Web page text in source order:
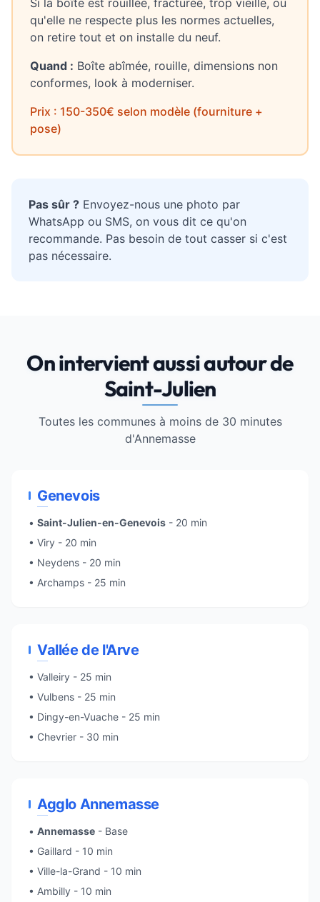
Si la boîte est rouillée, fracturée, trop vieille, ou
qu'elle ne respecte plus les normes actuelles,
on retire tout et on installe du neuf.
Quand : Boîte abîmée, rouille, dimensions non
conformes, look à moderniser.
Prix : 150-350€ selon modèle (fourniture +
pose)
Pas sûr ? Envoyez-nous une photo par
WhatsApp ou SMS, on vous dit ce qu'on
recommande. Pas besoin de tout casser si c'est
pas nécessaire.
On intervient aussi autour de
Saint-Julien
Toutes les communes à moins de 30 minutes
d'Annemasse
Genevois
• Saint-Julien-en-Genevois - 20 min
• Viry - 20 min
• Neydens - 20 min
• Archamps - 25 min
Vallée de l'Arve
• Valleiry - 25 min
• Vulbens - 25 min
• Dingy-en-Vuache - 25 min
• Chevrier - 30 min
Agglo Annemasse
• Annemasse - Base
• Gaillard - 10 min
• Ville-la-Grand - 10 min
• Ambilly - 10 min